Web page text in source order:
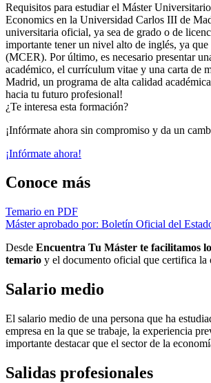
Requisitos para estudiar el Máster
Economics en la Universidad Carlos III de
universitaria oficial, ya sea de grado o de
importante tener un nivel alto de inglés, ya
(MCER). Por último, es necesario presentar
académico, el currículum vitae y una carta de
Madrid, un programa de alta calidad
hacia tu futuro profesional!
¿Te interesa esta formación?
¡Infórmate ahora sin compromiso y da un
¡Infórmate ahora!
Conoce más
Temario en PDF
Máster aprobado por: Boletín Oficial del
Desde Encuentra Tu Máster te facilitamos
temario y el documento oficial que certifica la
Salario medio
El salario medio de una persona que ha
empresa en la que se trabaje, la experiencia
importante destacar que el sector de la
Salidas profesionales